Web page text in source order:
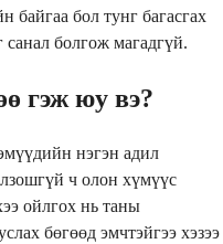
байгаа бол тунг багасгах
санал болгож магадгүй.
гэж юу вэ?
нэгэн адил
ч олон хүмүүс
ойлгох нь таны
бөгөөд эмчтэйгээ хэзээ